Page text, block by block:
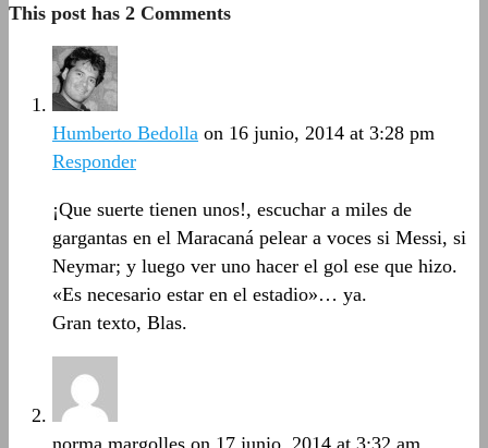
This post has 2 Comments
Humberto Bedolla on 16 junio, 2014 at 3:28 pm
Responder
¡Que suerte tienen unos!, escuchar a miles de
gargantas en el Maracaná pelear a voces si Messi, si
Neymar; y luego ver uno hacer el gol ese que hizo.
«Es necesario estar en el estadio»… ya.
Gran texto, Blas.
norma margolles on 17 junio, 2014 at 3:32 am